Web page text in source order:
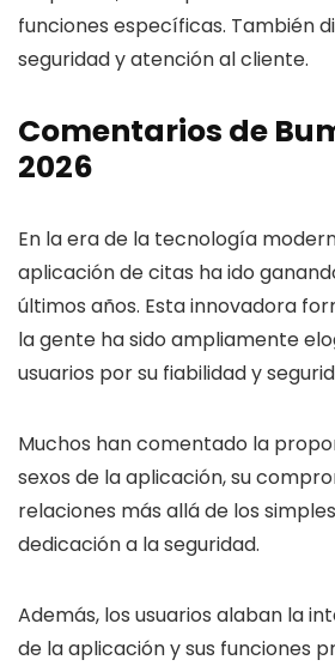
funciones específicas. También
seguridad y atención al cliente.
Comentarios de
2026
En la era de la tecnología
aplicación de citas ha ido
últimos años. Esta innovadora
la gente ha sido ampliamente
usuarios por su fiabilidad y
Muchos han comentado la
sexos de la aplicación, su
relaciones más allá de los
dedicación a la seguridad.
Además, los usuarios alaban la
de la aplicación y sus funciones